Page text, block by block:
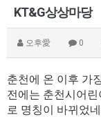
KT&G상상마당
오후愛 0
춘천에 온 이후 가
전에는 춘천시어
로 명칭이 바뀌었